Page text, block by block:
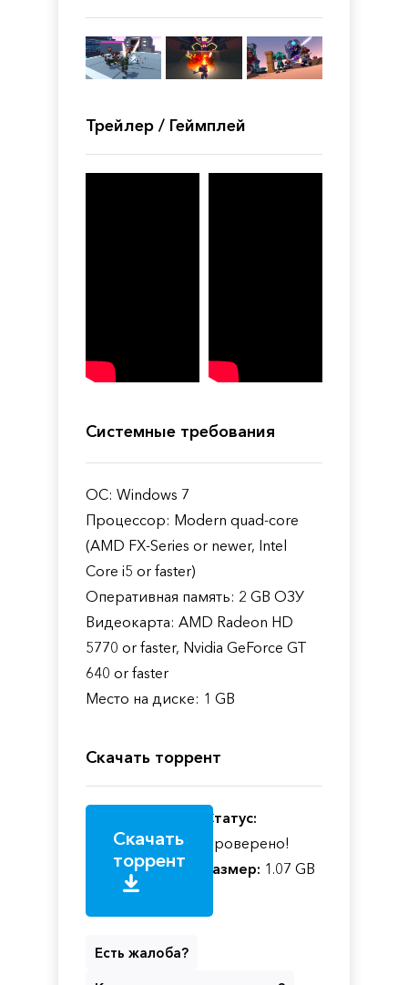
Трейлер / Геймплей
Системные требования
ОС: Windows 7
Процессор: Modern quad-core
(AMD FX-Series or newer, Intel
Core i5 or faster)
Оперативная память: 2 GB ОЗУ
Видеокарта: AMD Radeon HD
5770 or faster, Nvidia GeForce GT
640 or faster
Место на диске: 1 GB
Скачать торрент
Скачать
торрент
Статус:
Проверено!
Размер: 1.07 GB
Есть жалоба?